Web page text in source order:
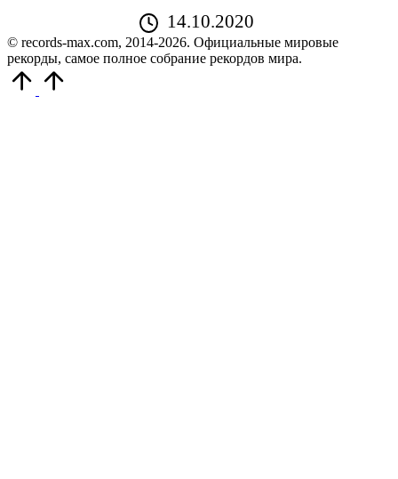
14.10.2020
© records-max.com, 2014-2026. Официальные мировые
рекорды, самое полное собрание рекордов мира.